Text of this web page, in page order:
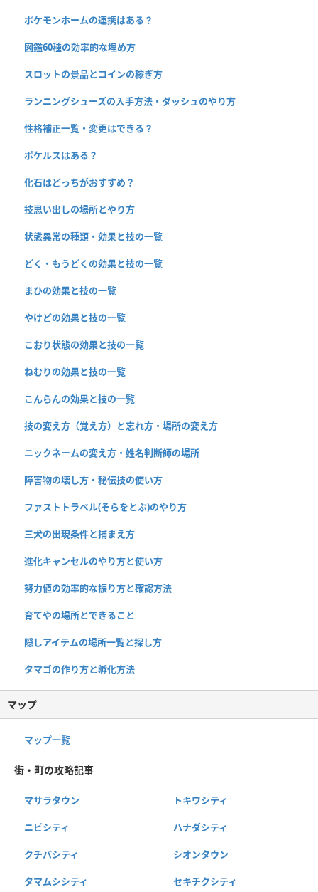
ポケモンホームの連携はある？
図鑑60種の効率的な埋め方
スロットの景品とコインの稼ぎ方
ランニングシューズの入手方法・ダッシュのやり方
性格補正一覧・変更はできる？
ポケルスはある？
化石はどっちがおすすめ？
技思い出しの場所とやり方
状態異常の種類・効果と技の一覧
どく・もうどくの効果と技の一覧
まひの効果と技の一覧
やけどの効果と技の一覧
こおり状態の効果と技の一覧
ねむりの効果と技の一覧
こんらんの効果と技の一覧
技の変え方（覚え方）と忘れ方・場所の変え方
ニックネームの変え方・姓名判断師の場所
障害物の壊し方・秘伝技の使い方
ファストトラベル(そらをとぶ)のやり方
三犬の出現条件と捕まえ方
進化キャンセルのやり方と使い方
努力値の効率的な振り方と確認方法
育てやの場所とできること
隠しアイテムの場所一覧と探し方
タマゴの作り方と孵化方法
マップ
マップ一覧
街・町の攻略記事
マサラタウン トキワシティ
ニビシティ ハナダシティ
クチバシティ シオンタウン
タマムシシティ セキチクシティ